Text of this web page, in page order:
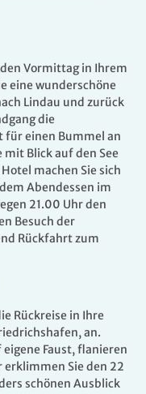
Vormittag in Ihrem
eine wunderschöne
Lindau und zurück
die
für einen Bummel an
Blick auf den See
machen Sie sich
Abendessen im
21.00 Uhr den
Besuch der
Rückfahrt zum
Rückreise in Ihre
an.
Faust, flanieren
erklimmen Sie den 22
schönen Ausblick